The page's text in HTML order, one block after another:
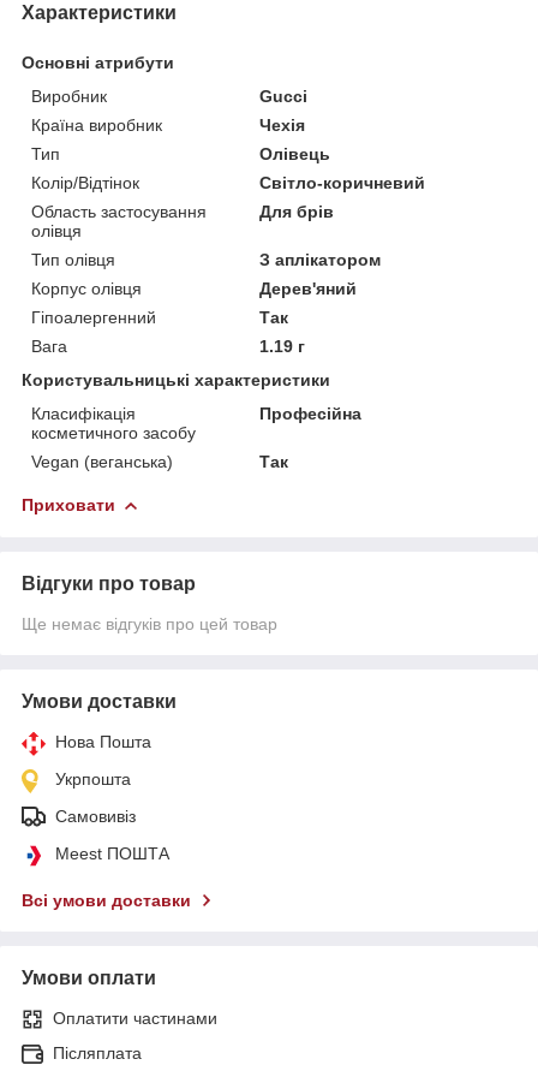
Характеристики
Основні атрибути
Виробник
Gucci
Країна виробник
Чехія
Тип
Олівець
Колір/Відтінок
Світло-коричневий
Область застосування
олівця
Для брів
Тип олівця
З аплікатором
Корпус олівця
Дерев'яний
Гіпоалергенний
Так
Вага
1.19 г
Користувальницькі характеристики
Класифікація
косметичного засобу
Професійна
Vegan (веганська) Так
Приховати
Відгуки про товар
Ще немає відгуків про цей товар
Умови доставки
Нова Пошта
Укрпошта
Самовивіз
Meest ПОШТА
Всі умови доставки
Умови оплати
Оплатити частинами
Післяплата